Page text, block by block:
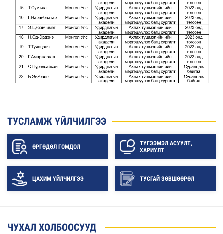
ТУСЛАМЖ ҮЙЛЧИЛГЭЭ
ӨРГӨДӨЛ ГОМДОЛ
ТҮГЭЭМЭЛ АСУУЛТ,
ХАРИУЛТ
ЦАХИМ ҮЙЛЧИЛГЭЭ ТУСГАЙ ЗӨВШӨӨРӨЛ
ЧУХАЛ ХОЛБООСУУД